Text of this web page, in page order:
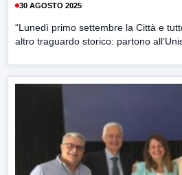
30 AGOSTO 2025
“Lunedì primo settembre la Città e
altro traguardo storico: partono